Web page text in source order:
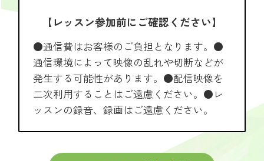
【レッスン参加前にご確認ください】
●通信費はお客様のご負担となります。●
通信環境によって映像の乱れや切断などが
発生する可能性があります。●配信映像を
二次利用することはご遠慮ください。●レ
ッスンの録音、録画はご遠慮ください。